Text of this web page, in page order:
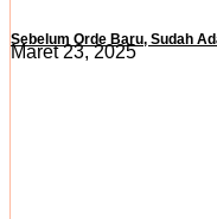
Sebelum Orde Baru, Sudah
Maret 23, 2025